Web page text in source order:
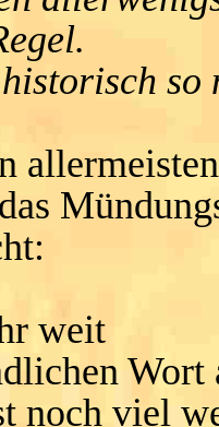
so
weit
Wort
noch viel